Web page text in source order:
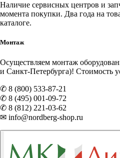
Наличие сервисных центров и
момента покупки. Два года на
каталоге.
Монтаж
Осуществляем монтаж
и Санкт-Петербурга)! Стоимость
✆ 8 (800) 533-87-21
✆ 8 (495) 001-09-72
✆ 8 (812) 221-03-62
✉ info@nordberg-shop.ru